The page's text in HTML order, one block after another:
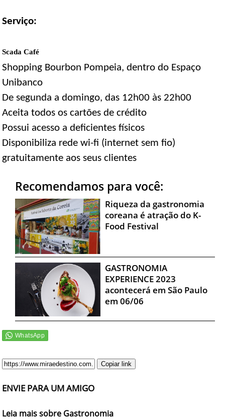
Serviço:
Scada Café
Shopping Bourbon Pompeia, dentro do Espaço
Unibanco
De segunda a domingo, das 12h00 às 22h00
Aceita todos os cartões de crédito
Possui acesso a deficientes físicos
Disponibiliza rede wi-fi (internet sem fio)
gratuitamente aos seus clientes
Recomendamos para você:
Riqueza da gastronomia
coreana é atração do K-
Food Festival
GASTRONOMIA
EXPERIENCE 2023
acontecerá em São Paulo
em 06/06
Copiar link
ENVIE PARA UM AMIGO
Leia mais sobre Gastronomia